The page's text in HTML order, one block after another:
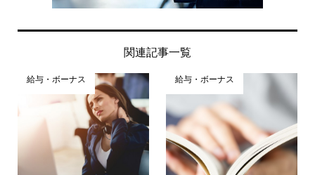
関連記事一覧
給与・ボーナス 給与・ボーナス